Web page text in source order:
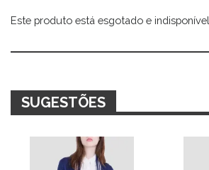
Este produto está esgotado e indisponível.
Alternative:
SUGESTÕES